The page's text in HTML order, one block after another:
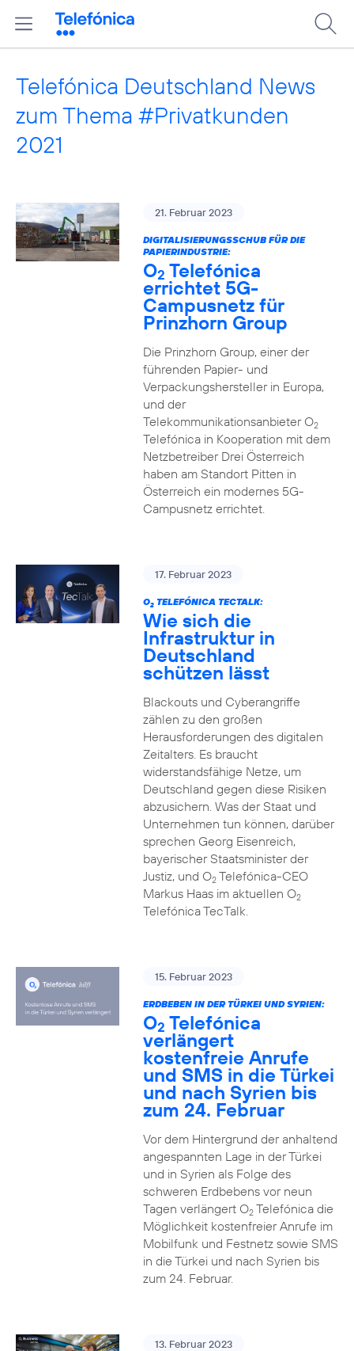
Telefónica Deutschland News
zum Thema #Privatkunden
2021
21. Februar 2023
DIGITALISIERUNGSSCHUB FÜR DIE
PAPIERINDUSTRIE:
O2 Telefónica
errichtet 5G-
Campusnetz für
Prinzhorn Group
Die Prinzhorn Group, einer der
führenden Papier- und
Verpackungshersteller in Europa,
und der
Telekommunikationsanbieter O2
Telefónica in Kooperation mit dem
Netzbetreiber Drei Österreich
haben am Standort Pitten in
Österreich ein modernes 5G-
Campusnetz errichtet.
17. Februar 2023
O2TELEFÓNICA TECTALK:
Wie sich die
Infrastruktur in
Deutschland
schützen lässt
Blackouts und Cyberangriffe
zählen zu den großen
Herausforderungen des digitalen
Zeitalters. Es braucht
widerstandsfähige Netze, um
Deutschland gegen diese Risiken
abzusichern. Was der Staat und
Unternehmen tun können, darüber
sprechen Georg Eisenreich,
bayerischer Staatsminister der
Justiz, und O2Telefónica-CEO
Markus Haas im aktuellen O2
Telefónica TecTalk.
15. Februar 2023
ERDBEBEN IN DER TÜRKEI UND SYRIEN:
O2 Telefónica
verlängert
kostenfreie Anrufe
und SMS in die Türkei
und nach Syrien bis
zum 24. Februar
Vor dem Hintergrund der anhaltend
angespannten Lage in der Türkei
und in Syrien als Folge des
schweren Erdbebens vor neun
Tagen verlängert O2Telefónica die
Möglichkeit kostenfreier Anrufe im
Mobilfunk und Festnetz sowie SMS
in die Türkei und nach Syrien bis
zum 24. Februar.
13. Februar 2023